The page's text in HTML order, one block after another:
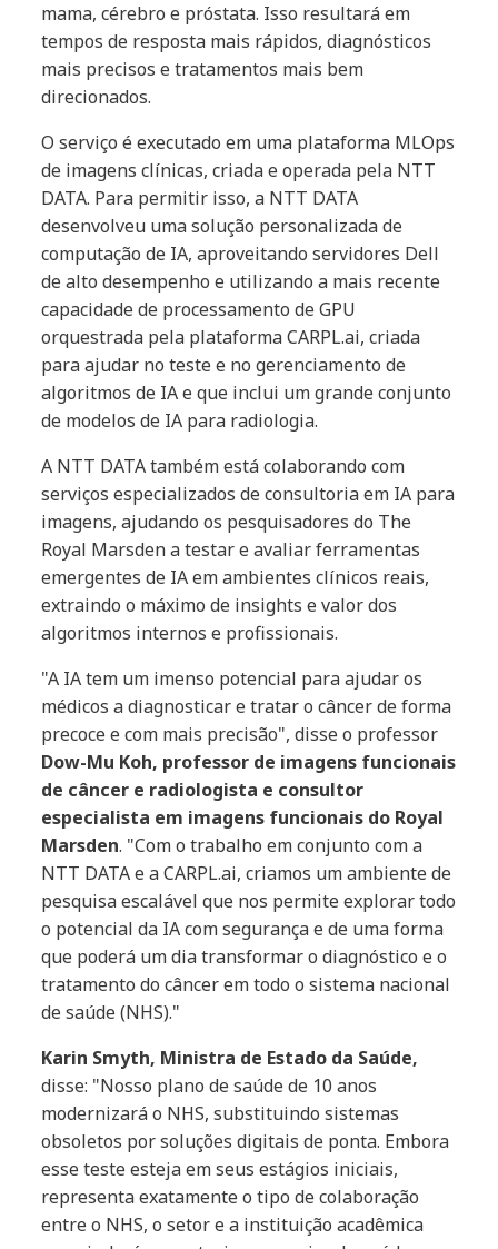
mama, cérebro e próstata. Isso resultará em
tempos de resposta mais rápidos, diagnósticos
mais precisos e tratamentos mais bem
direcionados.
O serviço é executado em uma plataforma MLOps
de imagens clínicas, criada e operada pela NTT
DATA. Para permitir isso, a NTT DATA
desenvolveu uma solução personalizada de
computação de IA, aproveitando servidores Dell
de alto desempenho e utilizando a mais recente
capacidade de processamento de GPU
orquestrada pela plataforma CARPL.ai, criada
para ajudar no teste e no gerenciamento de
algoritmos de IA e que inclui um grande conjunto
de modelos de IA para radiologia.
A NTT DATA também está colaborando com
serviços especializados de consultoria em IA para
imagens, ajudando os pesquisadores do The
Royal Marsden a testar e avaliar ferramentas
emergentes de IA em ambientes clínicos reais,
extraindo o máximo de insights e valor dos
algoritmos internos e profissionais.
"A IA tem um imenso potencial para ajudar os
médicos a diagnosticar e tratar o câncer de forma
precoce e com mais precisão", disse o professor
Dow-Mu Koh, professor de imagens funcionais
de câncer e radiologista e consultor
especialista em imagens funcionais do Royal
Marsden. "Com o trabalho em conjunto com a
NTT DATA e a CARPL.ai, criamos um ambiente de
pesquisa escalável que nos permite explorar todo
o potencial da IA com segurança e de uma forma
que poderá um dia transformar o diagnóstico e o
tratamento do câncer em todo o sistema nacional
de saúde (NHS)."
Karin Smyth, Ministra de Estado da Saúde,
disse: "Nosso plano de saúde de 10 anos
modernizará o NHS, substituindo sistemas
obsoletos por soluções digitais de ponta. Embora
esse teste esteja em seus estágios iniciais,
representa exatamente o tipo de colaboração
entre o NHS, o setor e a instituição acadêmica